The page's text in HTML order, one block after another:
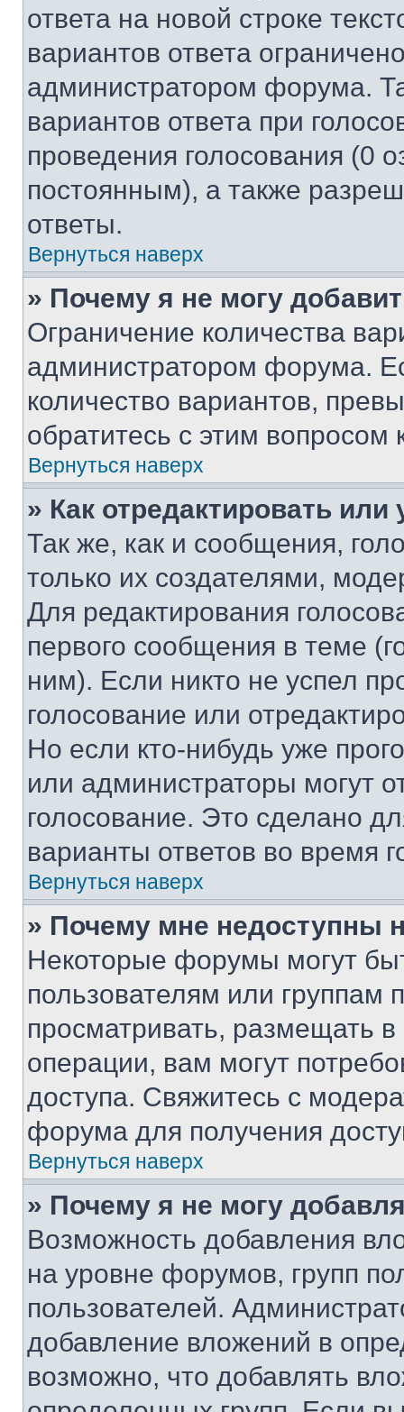
ответа на новой строке
вариантов ответа
администратором форума.
вариантов ответа при
проведения голосования (0
постоянным), а также
ответы.
Вернуться наверх
» Почему я не могу
Ограничение количества
администратором форума.
количество вариантов,
обратитесь с этим вопросом
Вернуться наверх
» Как отредактировать
Так же, как и сообщения,
только их создателями,
Для редактирования
первого сообщения в теме
ним). Если никто не успел
голосование или
Но если кто-нибудь уже
или администраторы могут
голосование. Это сделано
варианты ответов во время
Вернуться наверх
» Почему мне недоступны
Некоторые форумы могут
пользователям или группам
просматривать, размещать
операции, вам могут
доступа. Свяжитесь с
форума для получения
Вернуться наверх
» Почему я не могу
Возможность добавления
на уровне форумов, групп
пользователей.
добавление вложений в
возможно, что добавлять